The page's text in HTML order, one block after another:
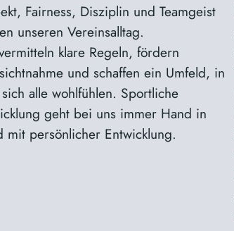
Fairness, Disziplin und Teamgeist
unseren Vereinsalltag.
klare Regeln, fördern
und schaffen ein Umfeld, in
alle wohlfühlen. Sportliche
geht bei uns immer Hand in
mit persönlicher Entwicklung.